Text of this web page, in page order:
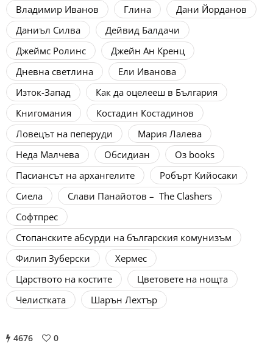
Владимир Иванов
Глина
Дани Йорданов
Даниъл Силва
Дейвид Балдачи
Джеймс Ролинс
Джейн Ан Кренц
Дневна светлина
Ели Иванова
Изток-Запад
Как да оцелееш в България
Книгомания
Костадин Костадинов
Ловецът на пеперуди
Мария Лалева
Неда Малчева
Обсидиан
Оз books
Пасиансът на aрхангелите
Робърт Кийосаки
Сиела
Слави Панайотов – The Clashers
Софтпрес
Стопанските абсурди на българския комунизъм
Филип Зуберски
Хермес
Царството на костите
Цветовете на нощта
Челистката
Шарън Лехтър
4676 0